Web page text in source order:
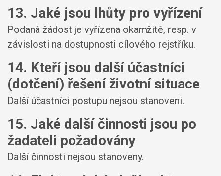
13. Jaké jsou lhůty pro vyřízení
Podaná žádost je vyřízena okamžitě, resp. v
závislosti na dostupnosti cílového rejstříku.
14. Kteří jsou další účastníci
(dotčení) řešení životní situace
Další účastníci postupu nejsou stanoveni.
15. Jaké další činnosti jsou po
žadateli požadovány
Další činnosti nejsou stanoveny.